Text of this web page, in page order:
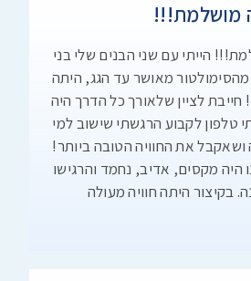
מושלמת!!!
הייתי עם שני הבנים שלי בני
מהסימולטור מאושר עד הגג, היתה
לציין שלאורך כל הדרך היה
טלפון לקבוע הרגשתי שישוב למי
את החוויה הטובה ביותר!
היה מקסים, אדיב, נחמד והרגישו
בקיצור היתה חוויה מעולה